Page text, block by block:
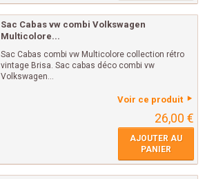
Sac Cabas vw combi Volkswagen
Multicolore...
Sac Cabas combi vw Multicolore collection rétro
vintage Brisa. Sac cabas déco combi vw
Volkswagen...
Voir ce produit
26,00 €
AJOUTER AU
PANIER